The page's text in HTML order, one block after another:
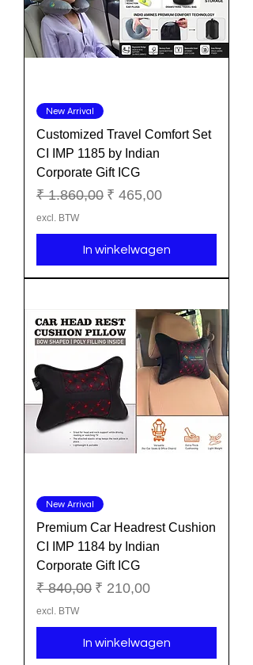
New Arrival
Customized Travel Comfort Set
CI IMP 1185 by Indian
Corporate Gift ICG
Normale prijs
₹ 1.860,00 Verkoopprijs
₹ 465,00
excl. BTW
In winkelwagen
New Arrival
Premium Car Headrest Cushion
CI IMP 1184 by Indian
Corporate Gift ICG
Normale prijs
₹ 840,00 Verkoopprijs
₹ 210,00
excl. BTW
In winkelwagen